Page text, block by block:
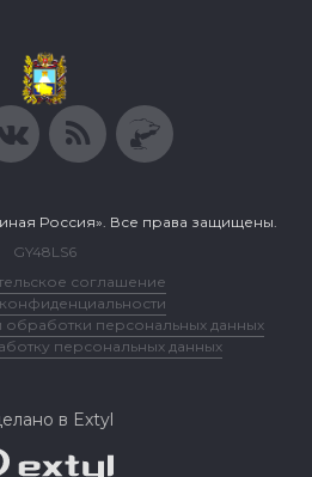
Россия». Все права защищены.
GY48LS6
соглашение
персональных данных
персональных данных
в Extyl